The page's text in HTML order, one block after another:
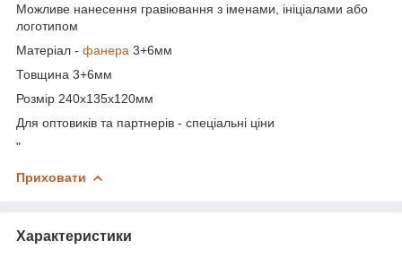
Можливе нанесення гравіювання з іменами, ініціалами або
логотипом
Матеріал - фанера 3+6мм
Товщина 3+6мм
Розмір 240х135х120мм
Для оптовиків та партнерів - спеціальні ціни
"
Приховати
Характеристики